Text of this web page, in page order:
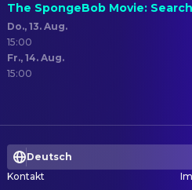
The SpongeBob Movie:
Do., 13. Aug.
15:00
Fr., 14. Aug.
15:00
Deutsch
Kontakt